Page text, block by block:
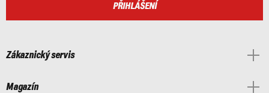
PŘIHLÁŠENÍ
Zákaznický servis
Magazín